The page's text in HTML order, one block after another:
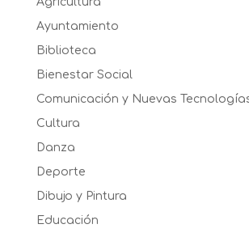
Ayuntamiento
Biblioteca
Bienestar Social
Comunicación y Nuevas
Cultura
Danza
Deporte
Dibujo y Pintura
Educación